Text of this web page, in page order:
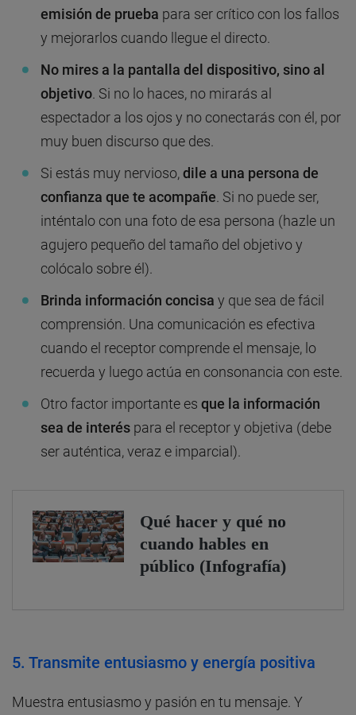
emisión de prueba para ser crítico con los fallos
y mejorarlos cuando llegue el directo.
No mires a la pantalla del dispositivo, sino al
objetivo. Si no lo haces, no mirarás al
espectador a los ojos y no conectarás con él, por
muy buen discurso que des.
Si estás muy nervioso,dile a una persona de
confianza que te acompañe. Si no puede ser,
inténtalo con una foto de esa persona (hazle un
agujero pequeño del tamaño del objetivo y
colócalo sobre él).
Brinda información concisa y que sea de fácil
comprensión. Una comunicación es efectiva
cuando el receptor comprende el mensaje, lo
recuerda y luego actúa en consonancia con este.
Otro factor importante es que la información
sea de interés para el receptor y objetiva (debe
ser auténtica, veraz e imparcial).
5. Transmite entusiasmo y energía positiva
Muestra entusiasmo y pasión en tu mensaje. Y